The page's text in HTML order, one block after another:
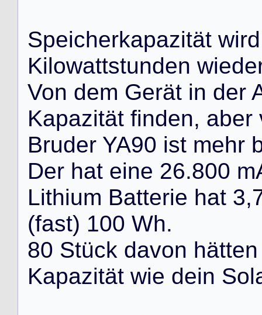
Speicherkapazität wird
Kilowattstunden wiede
Von dem Gerät in der
Kapazität finden, aber
Bruder YA90 ist mehr
Der hat eine 26.800 m
Lithium Batterie hat 3,
(fast) 100 Wh.
80 Stück davon hätten
Kapazität wie dein Sol